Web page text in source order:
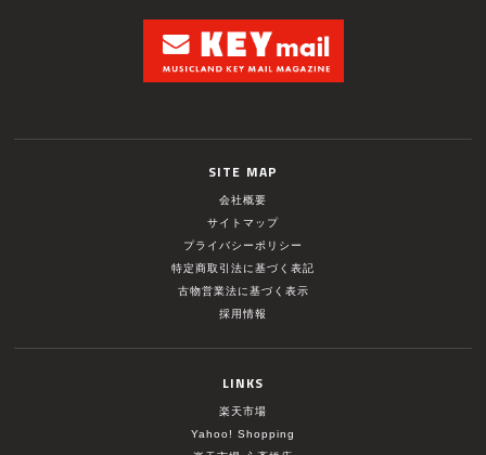
SITE MAP
会社概要
サイトマップ
プライバシーポリシー
特定商取引法に基づく表記
古物営業法に基づく表示
採用情報
LINKS
楽天市場
Yahoo! Shopping